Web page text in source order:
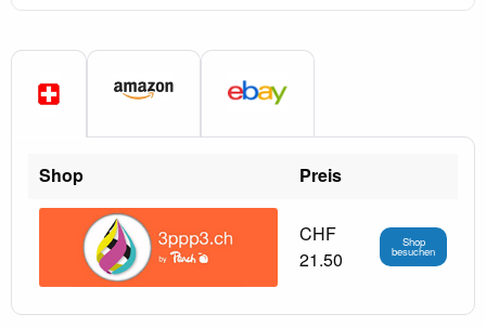
Shop Preis
CHF
21.50
Shop
besuchen